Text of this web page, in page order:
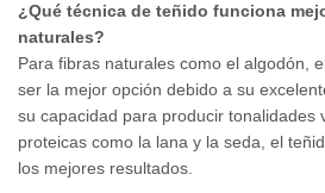
¿Qué técnica de teñido funciona
naturales?
Para fibras naturales como el algodón,
ser la mejor opción debido a su
su capacidad para producir tonalidades
proteicas como la lana y la seda, el
los mejores resultados.